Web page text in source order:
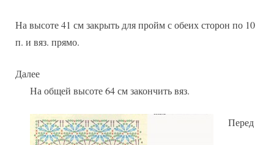
На высоте 41 см закрыть для пройм с обеих сторон по 10
п. и вяз. прямо.
Далее
На общей высоте 64 см закончить вяз.
Перед